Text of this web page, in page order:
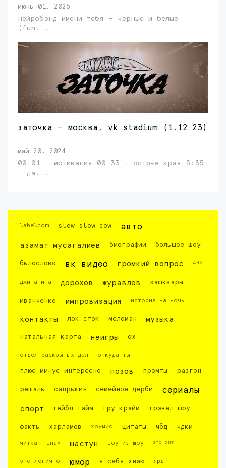
июнь 01, 2025
нейробэнд имени тебя - черные и белые
(fun...
заточка — москва, vk stadium (1.12.23)
май 20, 2024
00:01 - мотивация 00:33 - острые края 5:35
- да...
labelcom slow slow cow авто
азамат мусагалиев биографии большое шоу
былослово вк видео громкий вопрос днк
джиганина дорохов журавлев зашквары
иванченко импровизация история на ночь
контакты лок сток меломан музыка
натальная карта неигры ох
отдел раскрытых дел откуда ты
плюс минус интересно позов промты разгон
решалы сапрыкин семейное дерби сериалы
спорт тейбл тайм тру крайм трэвел шоу
факты харламов хоумис цитаты чбд чдки
читка шпам шастун шоу из шоу это хит
это логично юмор я себя знаю ярд